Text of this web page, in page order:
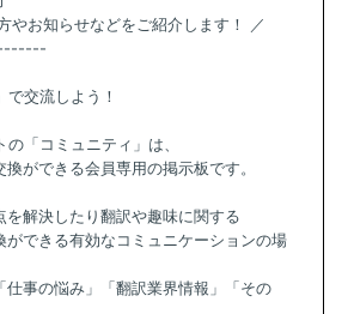
やお知らせなどをご紹介します！ ／
交流しよう！
「コミュニティ」は、
ができる会員専用の掲示板です。
を解決したり翻訳や趣味に関する
ができる有効なコミュニケーションの場
仕事の悩み」「翻訳業界情報」「その